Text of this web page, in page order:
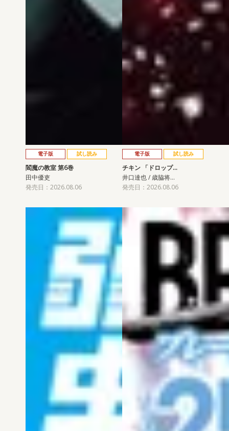
電子版 試し読み
閻魔の教室 第6巻
田中優吏
発売日：2026.08.06
電子版 試し読み
チキン 「ドロップ…
井口達也 / 歳脇将…
発売日：2026.08.06